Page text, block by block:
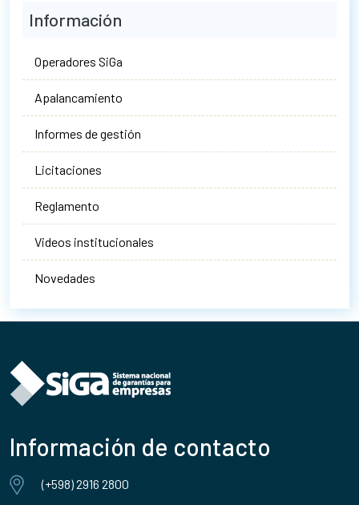
Información
Operadores SiGa
Apalancamiento
Informes de gestión
Licitaciones
Reglamento
Videos institucionales
Novedades
Información de contacto
(+598) 2916 2800